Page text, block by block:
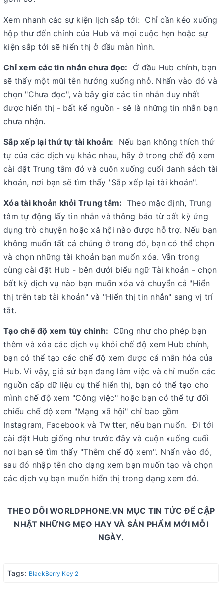
Xem nhanh các sự kiện lịch sắp tới: Chỉ cần kéo xuống
hộp thư đến chính của Hub và mọi cuộc hẹn hoặc sự
kiện sắp tới sẽ hiển thị ở đầu màn hình.
Chỉ xem các tin nhắn chưa đọc: Ở đầu Hub chính, bạn
sẽ thấy một mũi tên hướng xuống nhỏ. Nhấn vào đó và
chọn "Chưa đọc", và bây giờ các tin nhắn duy nhất
được hiển thị - bất kể nguồn - sẽ là những tin nhắn bạn
chưa nhận.
Sắp xếp lại thứ tự tài khoản: Nếu bạn không thích thứ
tự của các dịch vụ khác nhau, hãy ở trong chế độ xem
cài đặt Trung tâm đó và cuộn xuống cuối danh sách tài
khoản, nơi bạn sẽ tìm thấy "Sắp xếp lại tài khoản".
Xóa tài khoản khỏi Trung tâm: Theo mặc định, Trung
tâm tự động lấy tin nhắn và thông báo từ bất kỳ ứng
dụng trò chuyện hoặc xã hội nào được hỗ trợ. Nếu bạn
không muốn tất cả chúng ở trong đó, bạn có thể chọn
và chọn những tài khoản bạn muốn xóa. Vẫn trong
cùng cài đặt Hub - bên dưới biểu ngữ Tài khoản - chọn
bất kỳ dịch vụ nào bạn muốn xóa và chuyển cả "Hiển
thị trên tab tài khoản" và "Hiển thị tin nhắn" sang vị trí
tắt.
Tạo chế độ xem tùy chỉnh: Cũng như cho phép bạn
thêm và xóa các dịch vụ khỏi chế độ xem Hub chính,
bạn có thể tạo các chế độ xem được cá nhân hóa của
Hub. Vì vậy, giả sử bạn đang làm việc và chỉ muốn các
nguồn cấp dữ liệu cụ thể hiển thị, bạn có thể tạo cho
mình chế độ xem "Công việc" hoặc bạn có thể tự đối
chiếu chế độ xem "Mạng xã hội" chỉ bao gồm
Instagram, Facebook và Twitter, nếu bạn muốn. Đi tới
cài đặt Hub giống như trước đây và cuộn xuống cuối
nơi bạn sẽ tìm thấy "Thêm chế độ xem". Nhấn vào đó,
sau đó nhập tên cho dạng xem bạn muốn tạo và chọn
các dịch vụ bạn muốn hiển thị trong dạng xem đó.
THEO DÕI WORLDPHONE.VN MỤC TIN TỨC ĐỂ CẬP
NHẬT NHỮNG MẸO HAY VÀ SẢN PHẨM MỚI MỖI
NGÀY.
Tags: BlackBerry Key 2